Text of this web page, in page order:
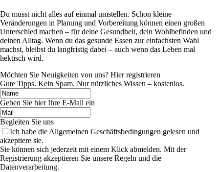
Du musst nicht alles auf einmal umstellen. Schon kleine
Veränderungen in Planung und Vorbereitung können einen großen
Unterschied machen – für deine Gesundheit, dein Wohlbefinden und
deinen Alltag. Wenn du das gesunde Essen zur einfachsten Wahl
machst, bleibst du langfristig dabei – auch wenn das Leben mal
hektisch wird.
Möchten Sie Neuigkeiten von uns? Hier registrieren
Gute Tipps. Kein Spam. Nur nützliches Wissen – kostenlos.
Geben Sie hier Ihre E-Mail ein
Begleiten Sie uns
Ich habe die Allgemeinen Geschäftsbedingungen gelesen und
akzeptiere sie.
Sie können sich jederzeit mit einem Klick abmelden. Mit der
Registrierung akzeptieren Sie unsere Regeln und die
Datenverarbeitung.